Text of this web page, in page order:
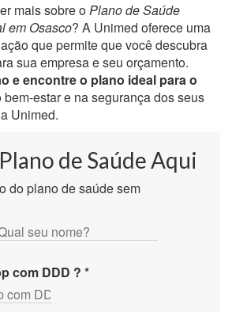
mais sobre oPlano de Saúde
em Osasco? A Unimed oferece uma
que permite que você descubra
sua empresa e seu orçamento.
e encontre o plano ideal para o
bem-estar e na segurança dos seus
Unimed.
de Saúde Aqui
do plano de saúde sem
com DDD ? *